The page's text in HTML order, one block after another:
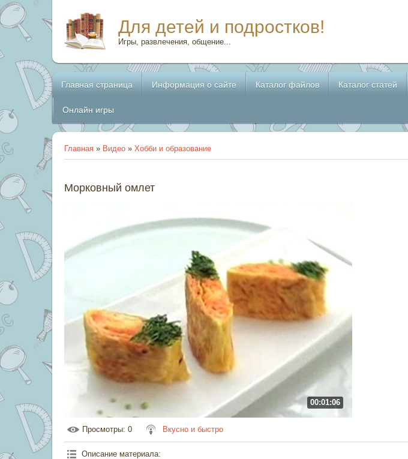
Для детей и подростков!
Игры, развлечения, общение...
Главная страница Информация о сайте Каталог файлов Каталог статей
Онлайн игры
Главная » Видео » Хобби и образование
Морковный омлет
00:01:06
Просмотры: 0 Вкусно и быстро
Описание материала: